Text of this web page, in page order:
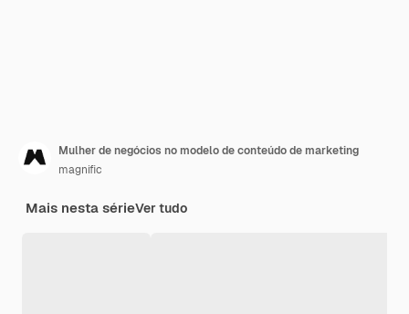
Mulher de negócios no modelo de conteúdo de marketing
magnific
Mais nesta sérieVer tudo